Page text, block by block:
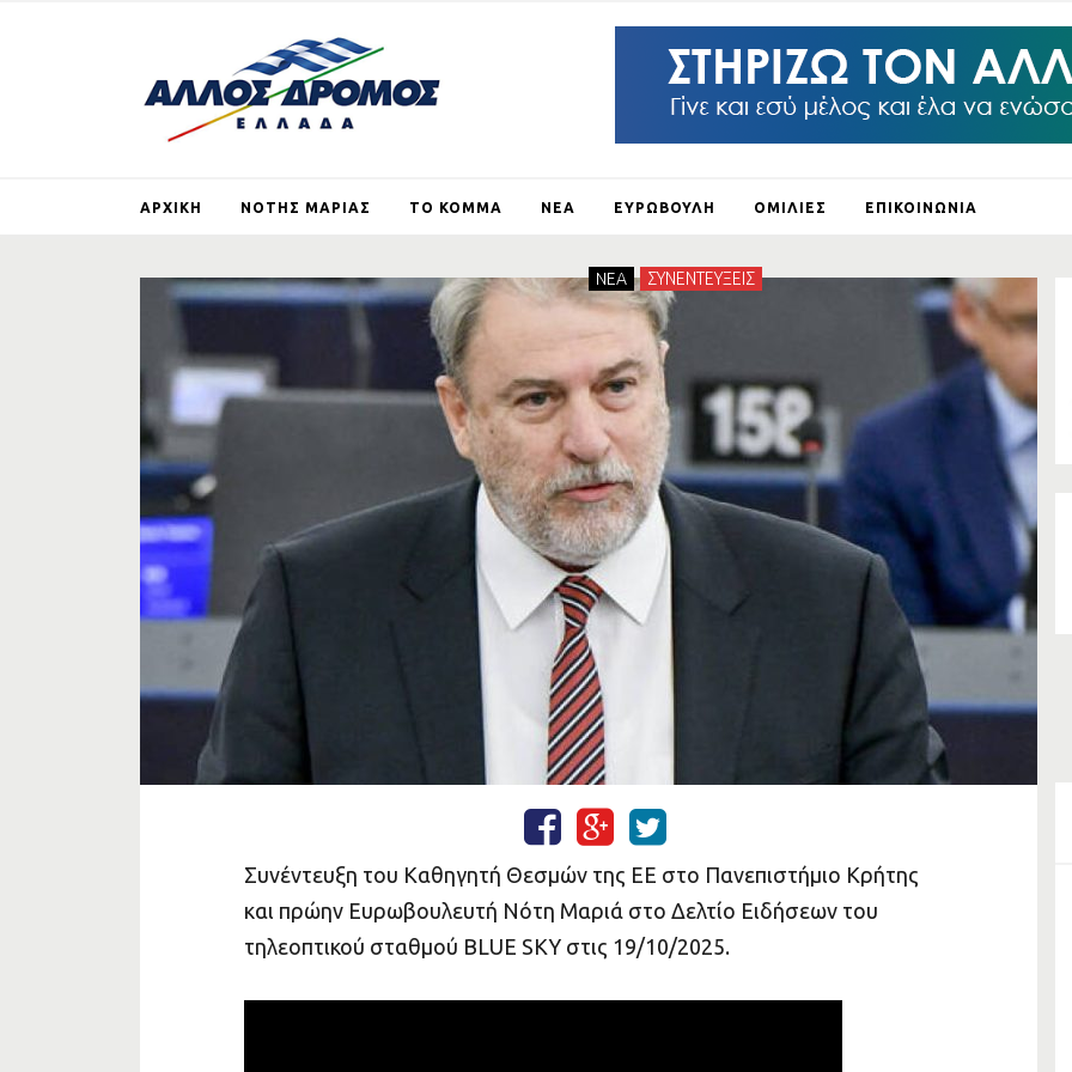
ΑΡΧΙΚΗ ΝΟΤΗΣ ΜΑΡΙΑΣ
ΕΓΓΡΑΦΗ ΜΕΛΟΥΣ
ΤΟ ΚΟΜΜΑ
ΑΛΛΟΣ ΔΡΟΜΟΣ
ΙΔΡΥΤΙΚΗ ΔΙΑΚΗΡΥΞΗ
ΓΕΡΜΑΝΙΚΕΣ
ΑΠΟΖΗΜΙΩΣΕΙΣ
ΣΚΟΠΙΑΝΟ
ΣΤΗΡΙΖΩ ΤΟΝ ΑΛΛΟ
ΝΕΑ ΕΥΡΩΒΟΥΛΗ ΟΜΙΛΙΕΣ ΕΠΙΚΟΙΝΩΝΙΑ
NEA ΣΥΝΕΝΤΕΥΞΕΙΣ
Συνέντευξη του Καθηγητή Θεσμών της ΕΕ στο Πανεπιστήμιο Κρήτης
και πρώην Ευρωβουλευτή Νότη Μαριά στο Δελτίο Ειδήσεων του
τηλεοπτικού σταθμού BLUE SKY στις 19/10/2025.